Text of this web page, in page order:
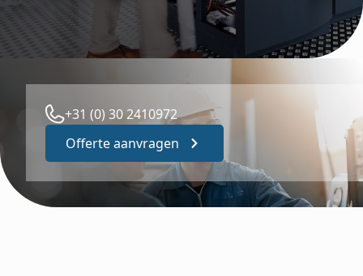
+31 (0) 30 2410972
Offerte aanvragen